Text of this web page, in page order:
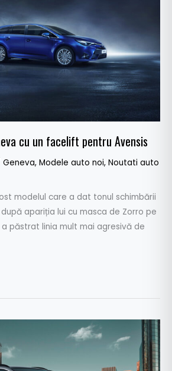
cu un facelift pentru Avensis
Geneva, Modele auto noi, Noutati auto
modelul care a dat tonul schimbării
apariția lui cu masca de Zorro pe
păstrat linia mult mai agresivă de